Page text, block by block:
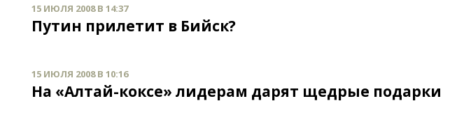
15 ИЮЛЯ 2008 В 14:37
Путин прилетит в Бийск?
15 ИЮЛЯ 2008 В 10:16
На «Алтай-коксе» лидерам дарят щедрые подарки